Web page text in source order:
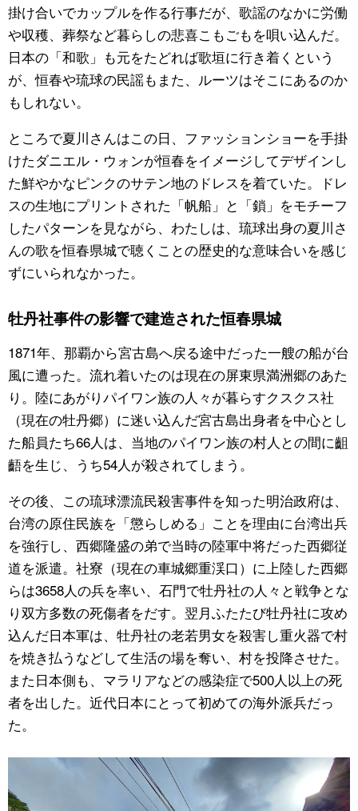
掛け合いでカップルを作る行事だが、歌謡のなかに労働
や収穫、葬祭など暮らしの悲喜こもごもを唄い込んだ。
日本の「和歌」も元をたどれば歌垣に行き着くという
が、恒春や琉球の民謡もまた、ルーツはそこにあるのか
もしれない。
ところで夏川さんはこの日、ファッションショーを手掛
けたダニエル・ウォンが恒春をイメージしてデザインし
た鮮やかなピンクのサテン地のドレスを着ていた。ドレ
スの生地にプリントされた「帆船」と「鎖」をモチーフ
したパターンを見ながら、わたしは、琉球出身の夏川さ
んの歌を恒春県城で聴くことの歴史的な意味合いを感じ
ずにいられなかった。
牡丹社事件の影響で建造された恒春県城
1871年、那覇から宮古島へ戻る途中だった一艘の船が台
風に遭った。流れ着いたのは現在の屏東県満洲郷のあた
り。陸にあがりパイワン族の人々が暮らすクスクス社
（現在の牡丹郷）に迷い込んだ宮古島出身者を中心とし
た船員たち66人は、当地のパイワン族の村人との間に齟
齬を生じ、うち54人が殺されてしまう。
その後、この琉球漂流民殺害事件を知った明治政府は、
台湾の原住民族を「懲らしめる」ことを理由に台湾出兵
を強行し、西郷隆盛の弟で当時の陸軍中将だった西郷従
道を派遣。社寮（現在の車城郷重渓口）に上陸した西郷
らは3658人の兵を率い、石門で牡丹社の人々と戦争とな
り双方多数の死傷者をだす。翌月ふたたび牡丹社に攻め
込んだ日本軍は、牡丹社の老若男女を殺害し重火器で村
を焼き払うなどして生活の場を奪い、村を投降させた。
また日本側も、マラリアなどの感染症で500人以上の死
者を出した。近代日本にとって初めての海外派兵だっ
た。